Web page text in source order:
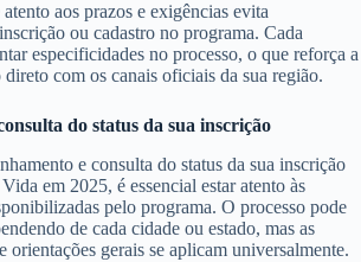
aos prazos e exigências evita
ou cadastro no programa. Cada
especificidades no processo, o que reforça a
com os canais oficiais da sua região.
do status da sua inscrição
e consulta do status da sua inscrição
em 2025, é essencial estar atento às
pelo programa. O processo pode
de cada cidade ou estado, mas as
orientações gerais se aplicam universalmente.